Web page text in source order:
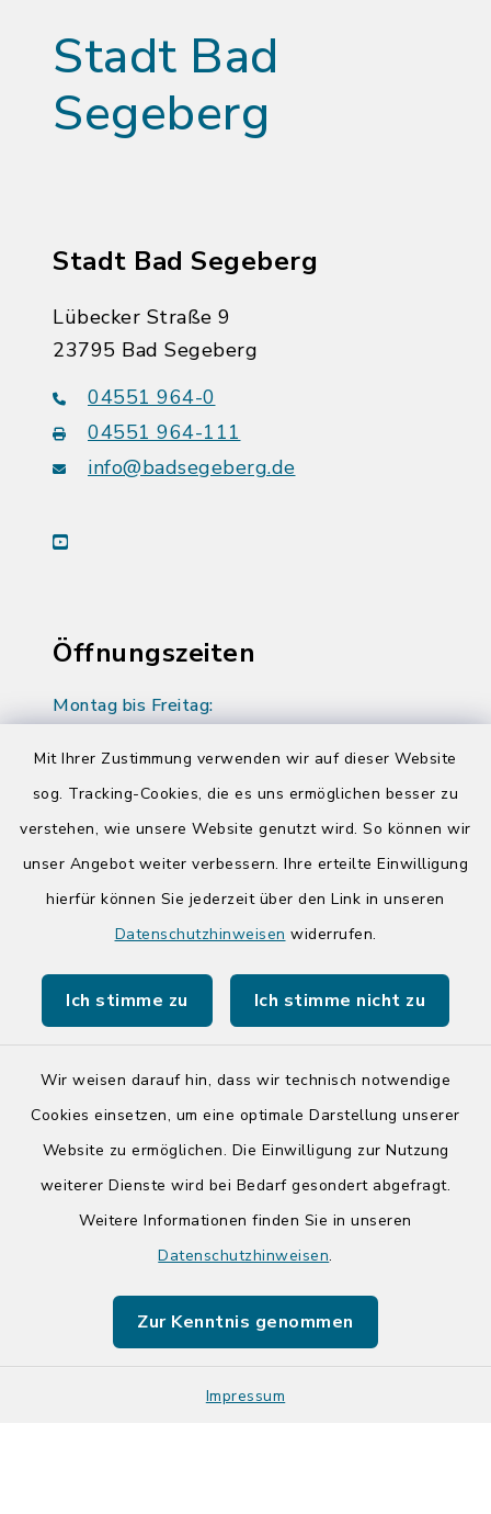
Mit Ihrer Zustimmung verwenden wir auf dieser Website
sog. Tracking-Cookies, die es uns ermöglichen besser zu
verstehen, wie unsere Website genutzt wird. So können wir
unser Angebot weiter verbessern. Ihre erteilte Einwilligung
hierfür können Sie jederzeit über den Link in unseren
Datenschutzhinweisen widerrufen.
Ich stimme zu Ich stimme nicht zu
Wir weisen darauf hin, dass wir technisch notwendige
Cookies einsetzen, um eine optimale Darstellung unserer
Website zu ermöglichen. Die Einwilligung zur Nutzung
weiterer Dienste wird bei Bedarf gesondert abgefragt.
Weitere Informationen finden Sie in unseren
Datenschutzhinweisen.
Zur Kenntnis genommen
Impressum
Stadt Bad
Segeberg
Stadt Bad Segeberg
Lübecker Straße 9
23795 Bad Segeberg
04551 964-0
04551 964-111
info@badsegeberg.de
youtube
Öffnungszeiten
Montag bis Freitag:
Donnerstag zusätzlich:
14:00-17:00 Uhr
Quicklinks
Tourist-Info der Stadt Bad Segeberg
Barrierefreiheit
Impressum
Sitemap